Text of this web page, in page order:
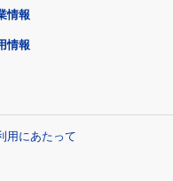
情報
情報
用にあたって